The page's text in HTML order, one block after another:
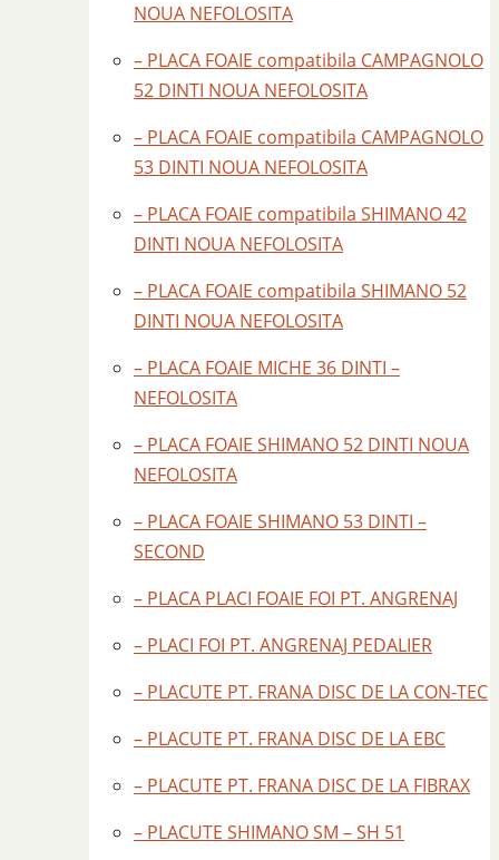
NOUA NEFOLOSITA
– PLACA FOAIE compatibila CAMPAGNOLO
52 DINTI NOUA NEFOLOSITA
– PLACA FOAIE compatibila CAMPAGNOLO
53 DINTI NOUA NEFOLOSITA
– PLACA FOAIE compatibila SHIMANO 42
DINTI NOUA NEFOLOSITA
– PLACA FOAIE compatibila SHIMANO 52
DINTI NOUA NEFOLOSITA
– PLACA FOAIE MICHE 36 DINTI –
NEFOLOSITA
– PLACA FOAIE SHIMANO 52 DINTI NOUA
NEFOLOSITA
– PLACA FOAIE SHIMANO 53 DINTI –
SECOND
– PLACA PLACI FOAIE FOI PT. ANGRENAJ
– PLACI FOI PT. ANGRENAJ PEDALIER
– PLACUTE PT. FRANA DISC DE LA CON-TEC
– PLACUTE PT. FRANA DISC DE LA EBC
– PLACUTE PT. FRANA DISC DE LA FIBRAX
– PLACUTE SHIMANO SM – SH 51